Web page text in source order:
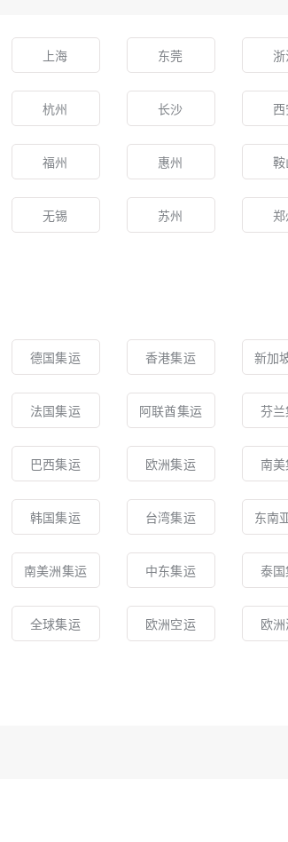
上海 东莞 浙
杭州 长沙 西
福州 惠州 鞍
无锡 苏州 郑
德国集运 香港集运 新加
法国集运 阿联酋集运 芬
巴西集运 欧洲集运 南
韩国集运 台湾集运 东南
南美洲集运 中东集运 泰
全球集运 欧洲空运 欧